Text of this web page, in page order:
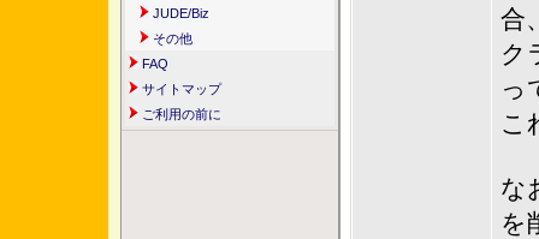
JUDE/Biz
その他
FAQ
サイトマップ
ご利用の前に
合
ク
っ
こ
な
を